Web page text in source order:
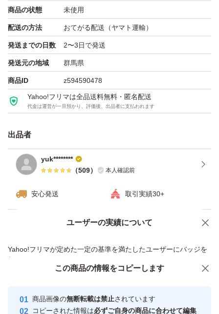
商品の状態 未使用
配送の方法 おてがる配送（ヤマト運輸）
発送までの日数 2〜3日で発送
発送元の地域 群馬県
商品ID z594590478
Yahoo!フリマは全品送料無料・匿名配送
代金は運営が一旦預かり、評価後、出品者に支払われます
出品者
yuk********
（509） 本人確認前
安心発送 取引実績30+
ユーザーの実績について
Yahoo!フリマが定めた一定の基準を満たしたユーザーにバッジを
付与しています
安心取引出品者
心・安全なユーザーです
価格の相談 商品への質問
この商品の情報をコピーします
商品画像の無断転載は禁止されています
コピーされた情報は必ずご自身の商品に合わせて編集
この商品をみている人にオススメ